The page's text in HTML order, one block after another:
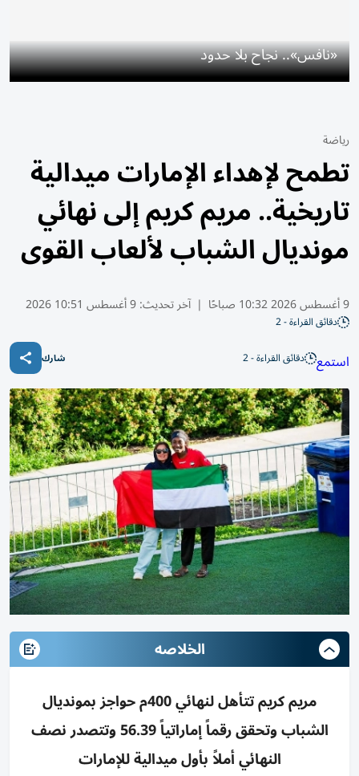
«نافس».. نجاح بلا حدود
رياضة
تطمح لإهداء الإمارات ميدالية
تاريخية.. مريم كريم إلى نهائي
مونديال الشباب لألعاب القوى
9 أغسطس 2026 10:32 صباحًا | آخر تحديث:9 أغسطس 10:51 2026
دقائق القراءة - 2
استمع دقائق القراءة - 2 شارك
الخلاصه
مريم كريم تتأهل لنهائي 400م حواجز بمونديال
الشباب وتحقق رقماً إماراتياً 56.39 وتتصدر نصف
النهائي أملاً بأول ميدالية للإمارات